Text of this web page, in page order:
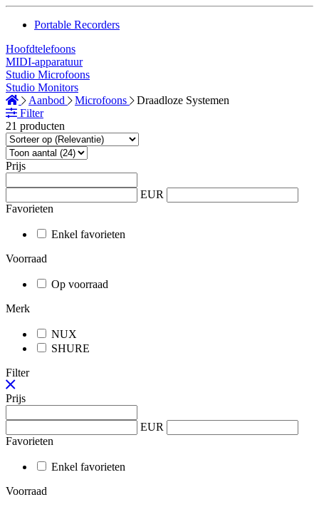
Portable Recorders
Hoofdtelefoons
MIDI-apparatuur
Studio Microfoons
Studio Monitors
Aanbod
Microfoons
Draadloze Systemen
Filter
21 producten
Prijs
EUR
Favorieten
Enkel favorieten
Voorraad
Op voorraad
Merk
NUX
SHURE
Filter
Prijs
EUR
Favorieten
Enkel favorieten
Voorraad